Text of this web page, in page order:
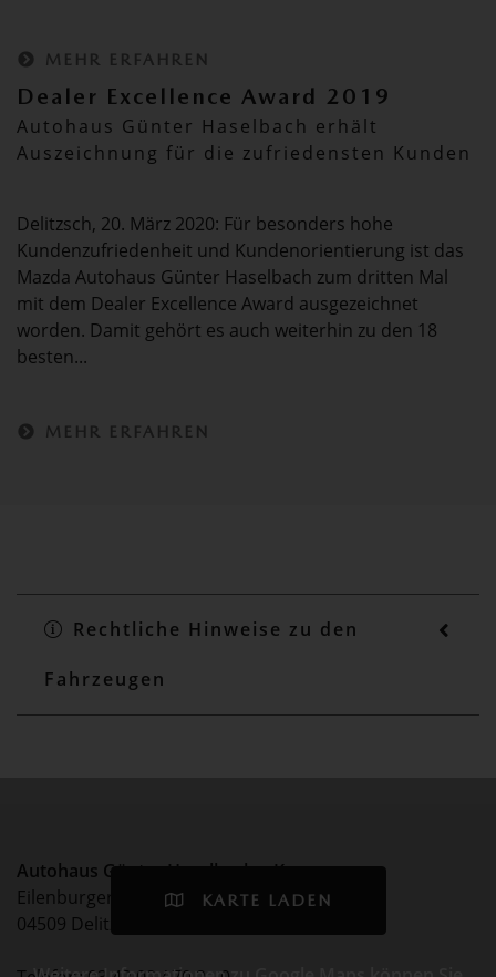
MEHR ERFAHREN
Dealer Excellence Award 2019
Autohaus Günter Haselbach erhält
Auszeichnung für die zufriedensten Kunden
Delitzsch, 20. März 2020: Für besonders hohe
Kundenzufriedenheit und Kundenorientierung ist das
Mazda Autohaus Günter Haselbach zum dritten Mal
mit dem Dealer Excellence Award ausgezeichnet
worden. Damit gehört es auch weiterhin zu den 18
besten...
MEHR ERFAHREN
Rechtliche Hinweise zu den
Fahrzeugen
Autohaus Günter Haselbach e.K.
Eilenburger Chaussee 75
04509 Delitzsch
KARTE LADEN